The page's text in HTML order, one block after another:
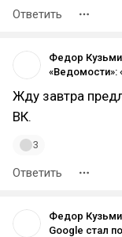
Ответить
Федор
Жду завтра
ВК.
3
Ответить
Федор